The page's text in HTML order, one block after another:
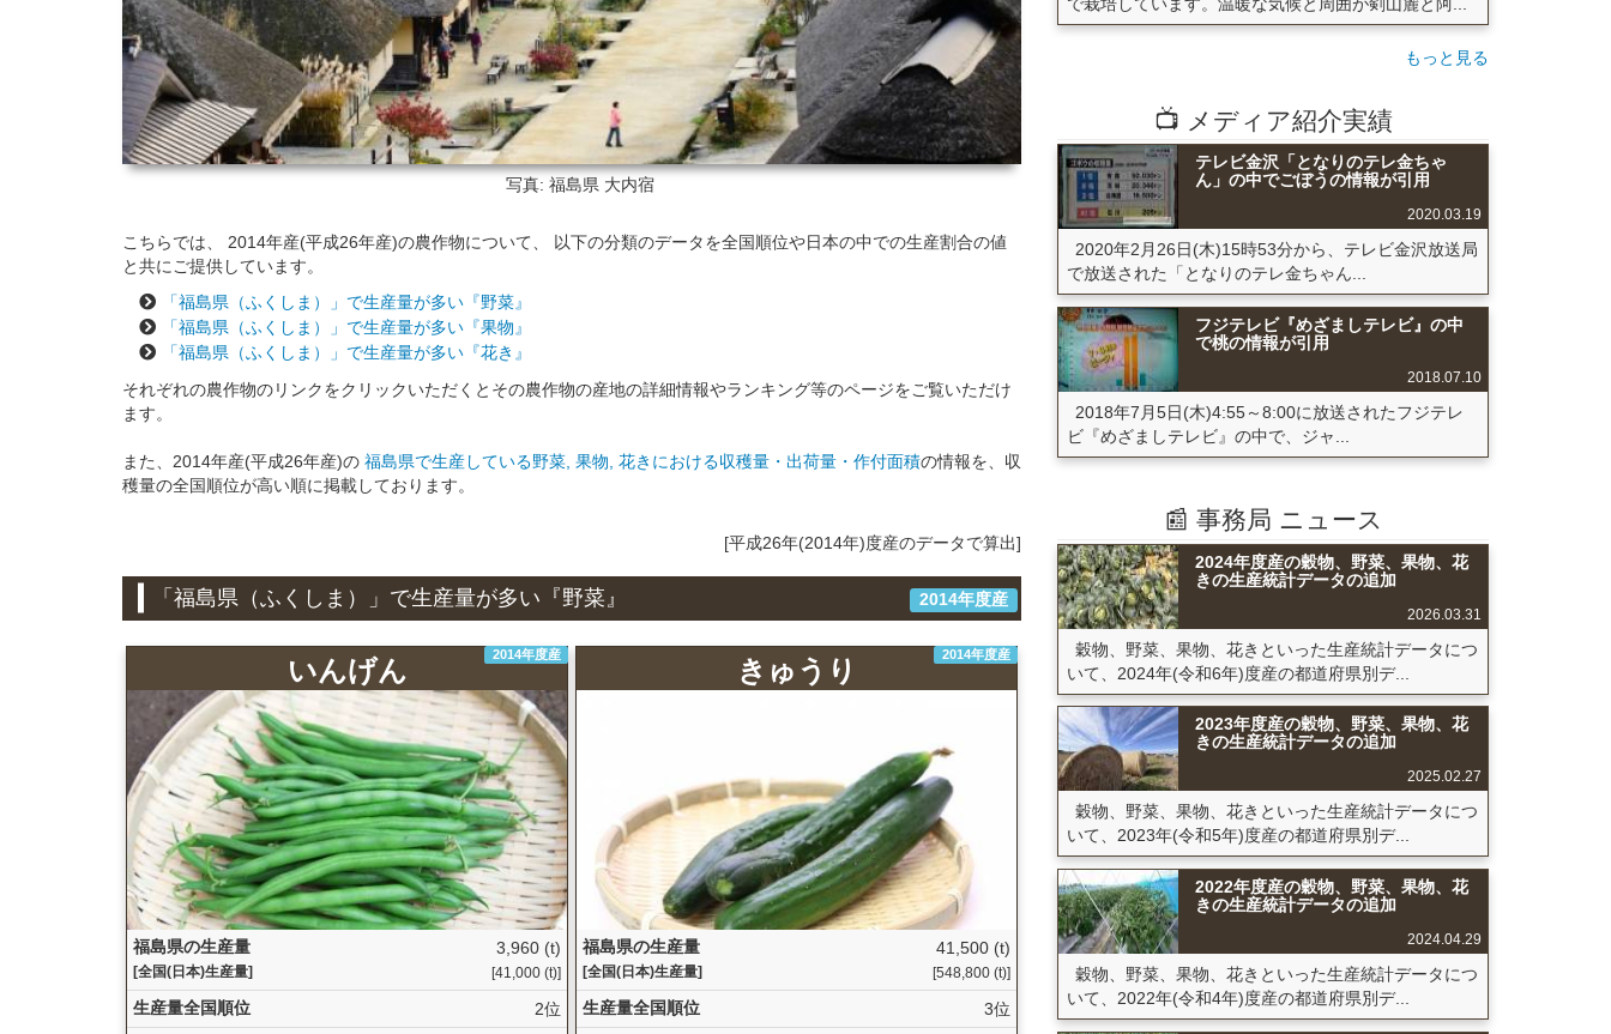
写真: 福島県 大内宿
こちらでは、 2014年産(平成26年産)の農作物について、 以下の分類のデータを全国順位や日本の中での生産割合の値
と共にご提供しています。
「福島県（ふくしま）」で生産量が多い『野菜』
「福島県（ふくしま）」で生産量が多い『果物』
「福島県（ふくしま）」で生産量が多い『花き』
それぞれの農作物のリンクをクリックいただくとその農作物の産地の詳細情報やランキング等のページをご覧いただけ
ます。
また、2014年産(平成26年産)の 福島県で生産している野菜, 果物, 花きにおける収穫量・出荷量・作付面積の情報を、収
穫量の全国順位が高い順に掲載しております。
[平成26年(2014年)度産のデータで算出]
2014年度産
「福島県（ふくしま）」で生産量が多い『野菜』
2014年度産
いんげん
福島県の生産量
[全国(日本)生産量]
3,960 (t)
[41,000 (t)]
生産量全国順位
2位
2014年度産
きゅうり
福島県の生産量
[全国(日本)生産量]
41,500 (t)
[548,800 (t)]
生産量全国順位
3位
もっと見る
📺 メディア紹介実績
テレビ金沢「となりのテレ金ちゃ
ん」の中でごぼうの情報が引用
2020.03.19
2020年2月26日(木)15時53分から、テレビ金沢放送局
で放送された「となりのテレ金ちゃん...
フジテレビ『めざましテレビ』の中
で桃の情報が引用
2018.07.10
2018年7月5日(木)4:55～8:00に放送されたフジテレ
ビ『めざましテレビ』の中で、ジャ...
📰 事務局 ニュース
2024年度産の穀物、野菜、果物、花
きの生産統計データの追加
2026.03.31
穀物、野菜、果物、花きといった生産統計データにつ
いて、2024年(令和6年)度産の都道府県別デ...
2023年度産の穀物、野菜、果物、花
きの生産統計データの追加
2025.02.27
穀物、野菜、果物、花きといった生産統計データにつ
いて、2023年(令和5年)度産の都道府県別デ...
2022年度産の穀物、野菜、果物、花
きの生産統計データの追加
2024.04.29
穀物、野菜、果物、花きといった生産統計データにつ
いて、2022年(令和4年)度産の都道府県別デ...